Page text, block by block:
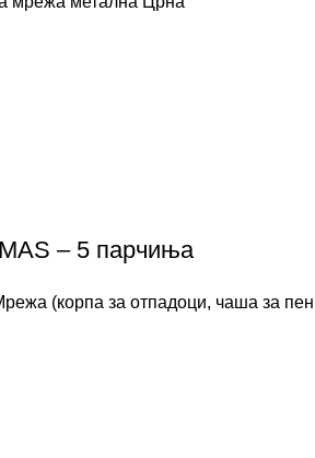
– 5 парчиња
(корпа за отпадоци, чаша за